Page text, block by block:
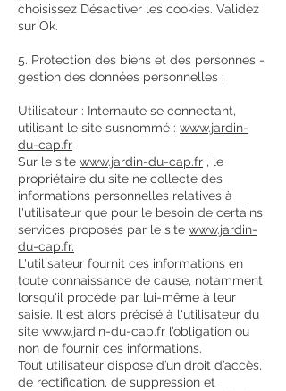
choisissez Désactiver les cookies. Validez
sur Ok.
5. Protection des biens et des personnes -
gestion des données personnelles :
Utilisateur : Internaute se connectant,
utilisant le site susnommé : www.jardin-
du-cap.fr
Sur le site www.jardin-du-cap.fr , le
propriétaire du site ne collecte des
informations personnelles relatives à
l'utilisateur que pour le besoin de certains
services proposés par le site www.jardin-
du-cap.fr.
L'utilisateur fournit ces informations en
toute connaissance de cause, notamment
lorsqu'il procède par lui-même à leur
saisie. Il est alors précisé à l'utilisateur du
site www.jardin-du-cap.fr l’obligation ou
non de fournir ces informations.
Tout utilisateur dispose d’un droit d’accès,
de rectification, de suppression et